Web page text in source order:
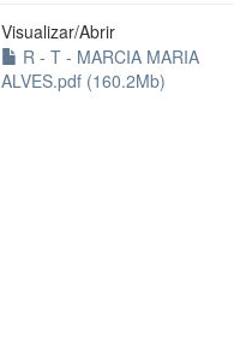
Visualizar/Abrir
R - T - MARCIA MARIA
ALVES.pdf (160.2Mb)